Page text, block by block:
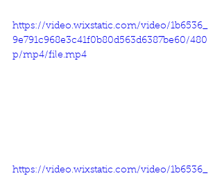
https://video.wixstatic.com/video/1b6536_
9e791c968e3c41f0b80d563d6387be60/480
p/mp4/file.mp4
https://video.wixstatic.com/video/1b6536_